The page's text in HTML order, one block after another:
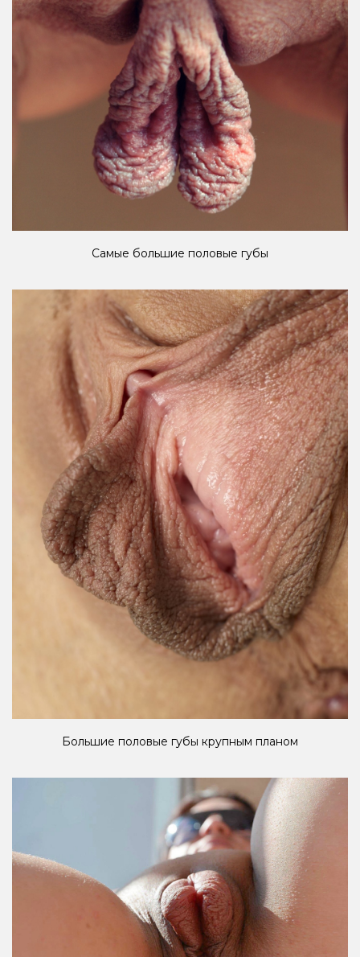
Самые большие половые губы
Большие половые губы крупным планом